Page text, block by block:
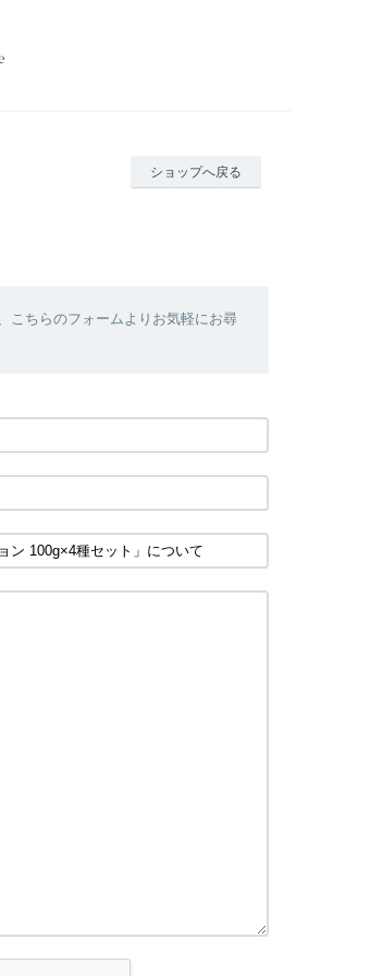
ショップへ戻る
こちらのフォームよりお気軽にお尋